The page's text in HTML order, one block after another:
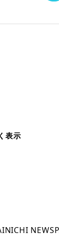
表示